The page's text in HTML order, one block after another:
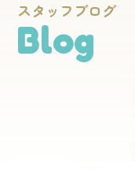
スタッフブログ
Blog